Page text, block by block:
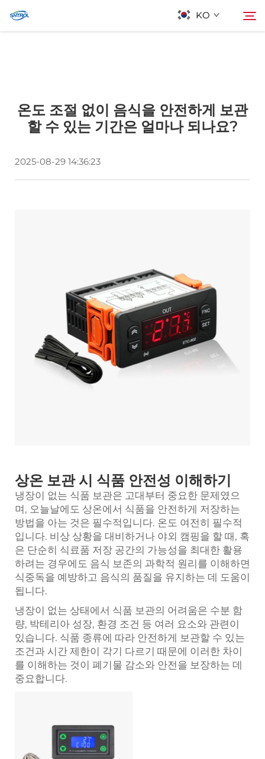
KO
제품
온도 조절 없이 음식을 안전하게 보관
할 수 있는 기간은 얼마나 되나요?
2025-08-29 14:36:23
상온 보관 시 식품 안전성 이해하기
냉장이 없는 식품 보관은 고대부터 중요한 문제였으
며, 오늘날에도 상온에서 식품을 안전하게 저장하는
방법을 아는 것은 필수적입니다. 온도 여전히 필수적
입니다. 비상 상황을 대비하거나 야외 캠핑을 할 때, 혹
은 단순히 식료품 저장 공간의 가능성을 최대한 활용
하려는 경우에도 음식 보존의 과학적 원리를 이해하면
식중독을 예방하고 음식의 품질을 유지하는 데 도움이
됩니다.
냉장이 없는 상태에서 식품 보관의 어려움은 수분 함
량, 박테리아 성장, 환경 조건 등 여러 요소와 관련이
있습니다. 식품 종류에 따라 안전하게 보관할 수 있는
조건과 시간 제한이 각기 다르기 때문에 이러한 차이
를 이해하는 것이 폐기물 감소와 안전을 보장하는 데
중요합니다.